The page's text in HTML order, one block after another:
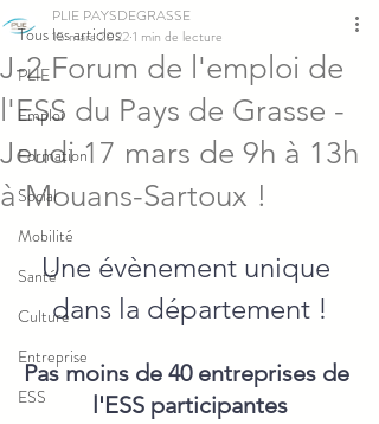
Tous les articles
PLIE
Emploi
Formation
Social
Mobilité
Santé
Culture
Entreprise
ESS
J-2 Forum de l'emploi de
l'ESS du Pays de Grasse -
Jeudi 17 mars de 9h à 13h
à Mouans-Sartoux !
PLIE PAYSDEGRASSE
15 mars 20221 min de lecture
Une évènement unique
dans la département !
Pas moins de 40 entreprises de
l'ESS participantes